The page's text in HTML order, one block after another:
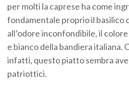
per molti la caprese ha come
fondamentale proprio il basilico
all’odore inconfondibile, il
e bianco della bandiera italiana.
infatti, questo piatto sembra
patriottici.